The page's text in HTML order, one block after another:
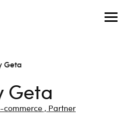
Geta
Geta
commerce , Partner